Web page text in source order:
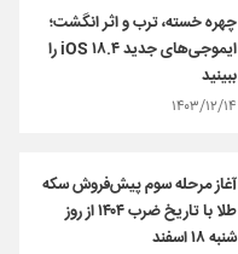
چهره خسته، ترب و اثر انگشت؛
ایموجی‌های جدید iOS ۱۸.۴ را
ببینید
۱۴۰۳/۱۲/۱۴
آغاز مرحله سوم پیش‌فروش سکه
طلا با تاریخ ضرب ۱۴۰۴ از روز
شنبه ۱۸ اسفند